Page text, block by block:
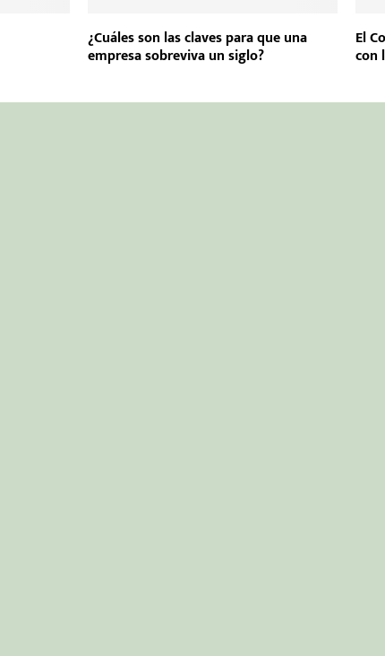
¿Cuáles son las claves para que una
empresa sobreviva un siglo?
El
con